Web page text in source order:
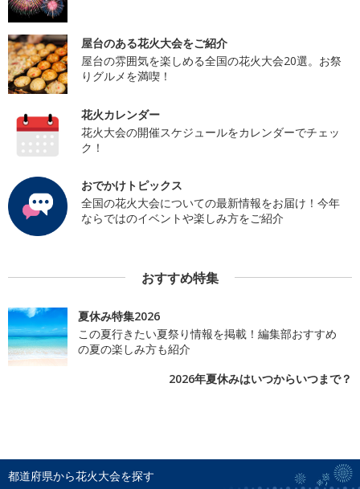
屋台のある花火大会をご紹介
屋台の雰囲気を楽しめる全国の花火大会20選。お祭
りグルメを満喫！
花火カレンダー
花火大会の開催スケジュールをカレンダーでチェッ
ク！
おでかけトピックス
全国の花火大会についての最新情報をお届け！今年
ならではのイベントや楽しみ方をご紹介
おすすめ特集
夏休み特集2026
この夏行きたい夏祭り情報を掲載！編集部おすすめ
の夏の楽しみ方も紹介
2026年夏休みはいつからいつまで？
都道府県から花火大会を探す